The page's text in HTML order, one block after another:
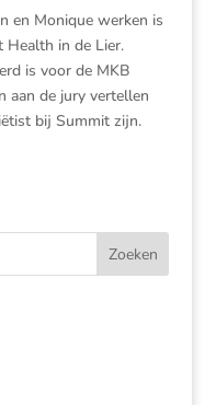
en Monique werken is
in de Lier.
is voor de MKB
aan de jury vertellen
bij Summit zijn.